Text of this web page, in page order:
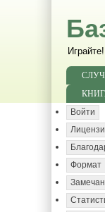
Играйте!
Войти
Формат